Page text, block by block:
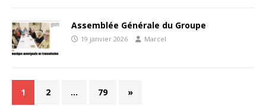
Assemblée Générale du Groupe
19 janvier 2026 Marcel
1 2 … 79 »